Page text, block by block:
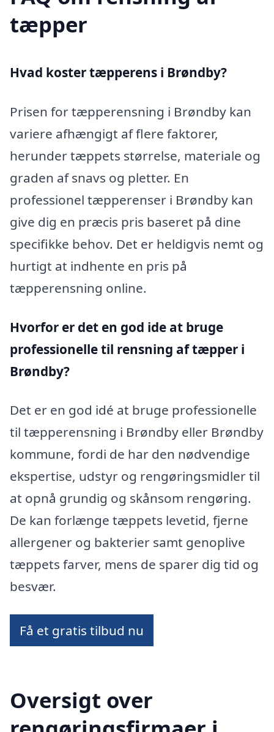
tæpper
Hvad koster tæpperens i Brøndby?
Prisen for tæpperensning i Brøndby kan
variere afhængigt af flere faktorer,
herunder tæppets størrelse, materiale og
graden af snavs og pletter. En
professionel tæpperenser i Brøndby kan
give dig en præcis pris baseret på dine
specifikke behov. Det er heldigvis nemt og
hurtigt at indhente en pris på
tæpperensning online.
Hvorfor er det en god ide at bruge
professionelle til rensning af tæpper i
Brøndby?
Det er en god idé at bruge professionelle
til tæpperensning i Brøndby eller Brøndby
kommune, fordi de har den nødvendige
ekspertise, udstyr og rengøringsmidler til
at opnå grundig og skånsom rengøring.
De kan forlænge tæppets levetid, fjerne
allergener og bakterier samt genoplive
tæppets farver, mens de sparer dig tid og
besvær.
Få et gratis tilbud nu
Oversigt over